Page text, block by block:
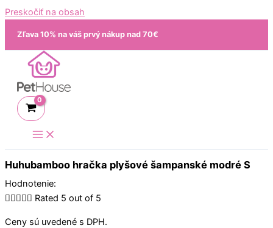
Preskočiť na obsah
Zľava 10% na váš prvý nákup nad 70€
Huhubamboo hračka plyšové šampanské modré S
Hodnotenie:
 Rated 5 out of 5
Ceny sú uvedené s DPH.